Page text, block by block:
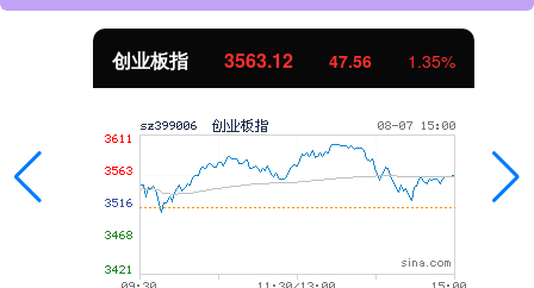
创业板指 3563.12 47.56 1.35%